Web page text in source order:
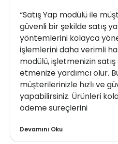
“Satış Yap modülü ile
güvenli bir şekilde satış
yöntemlerini kolayca
işlemlerini daha verimli
modülü, işletmenizin
etmenize yardımcı olur.
müşterilerinizle hızlı ve
yapabilirsiniz. Ürünleri
ödeme süreçlerini
Devamını Oku